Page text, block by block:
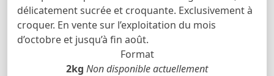
délicatement sucrée et croquante. Exclusivement à
croquer. En vente sur l’exploitation du mois
d’octobre et jusqu’à fin août.
Format
2kg Non disponible actuellement